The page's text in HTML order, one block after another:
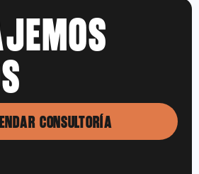
CONSULTORÍA